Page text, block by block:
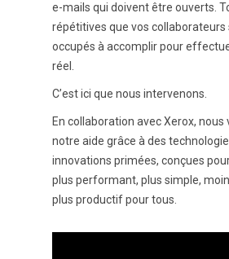
e-mails qui doivent être ouverts.
répétitives que vos collaborateurs
occupés à accomplir pour
réel.
C’est ici que nous intervenons.
En collaboration avec Xerox,
notre aide grâce à des
innovations primées, conçues
plus performant, plus simple,
plus productif pour tous.